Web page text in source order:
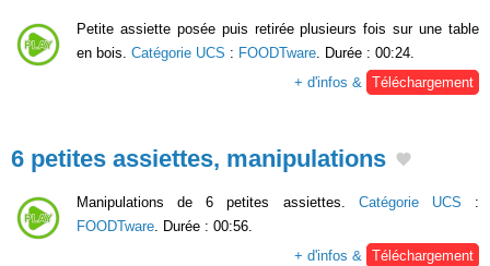
Petite assiette posée puis retirée plusieurs fois sur une table
en bois. Catégorie UCS : FOODTware . Durée : 00:24.
+ d'infos &
Téléchargement
6 petites assiettes, manipulations
Manipulations de 6 petites assiettes. Catégorie UCS :
FOODTware. Durée : 00:56.
+ d'infos & Téléchargement